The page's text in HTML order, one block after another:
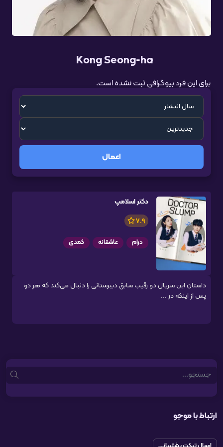
Kong Seong-ha
برای این فرد بیوگرافی ثبت نشده است.
اعمال
دکتر اسلامپ
7.9
درام عاشقانه کمدی
داستان این سریال دو رقیب سابق دبیرستانی را دنبال می‌کند که هر دو
پس از اینکه در ...
Search
ارتباط با موجو